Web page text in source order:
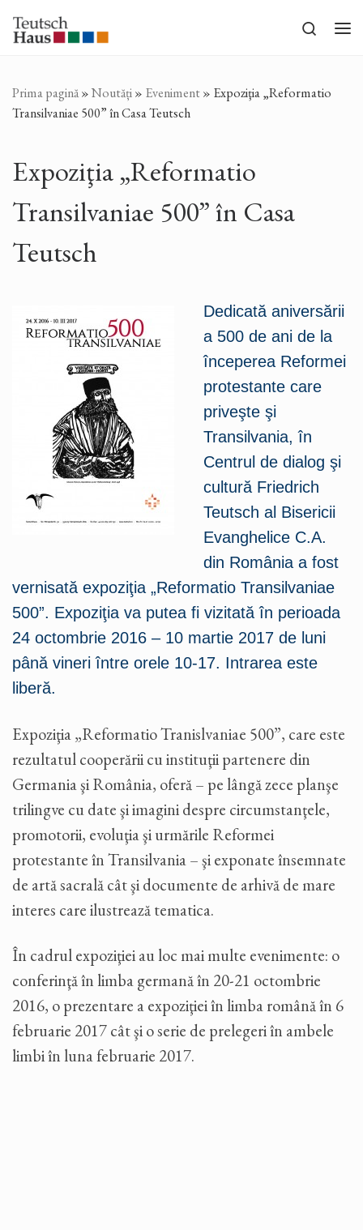
Sari la conținut
Search
Prima pagină»Noutăți» Eveniment» Expoziţia „Reformatio
Transilvaniae 500” în Casa Teutsch
Expoziţia „Reformatio
Transilvaniae 500” în Casa
Teutsch
Dedicată aniversării
a 500 de ani de la
începerea Reformei
protestante care
priveşte şi
Transilvania, în
Centrul de dialog şi
cultură Friedrich
Teutsch al Bisericii
Evanghelice C.A.
din România a fost
vernisată expoziţia „Reformatio Transilvaniae
500”. Expoziţia va putea fi vizitată în perioada
24 octombrie 2016 – 10 martie 2017 de luni
până vineri între orele 10-17. Intrarea este
liberă.
Expoziţia „Reformatio Tranislvaniae 500”, care este
rezultatul cooperării cu instituţii partenere din
Germania şi România, oferă – pe lângă zece planşe
trilingve cu date şi imagini despre circumstanţele,
promotorii, evoluţia şi urmările Reformei
protestante în Transilvania – şi exponate însemnate
de artă sacrală cât şi documente de arhivă de mare
interes care ilustrează tematica.
În cadrul expoziţiei au loc mai multe evenimente: o
conferinţă în limba germană în 20-21 octombrie
2016, o prezentare a expoziţiei în limba română în 6
februarie 2017 cât şi o serie de prelegeri în ambele
limbi în luna februarie 2017.